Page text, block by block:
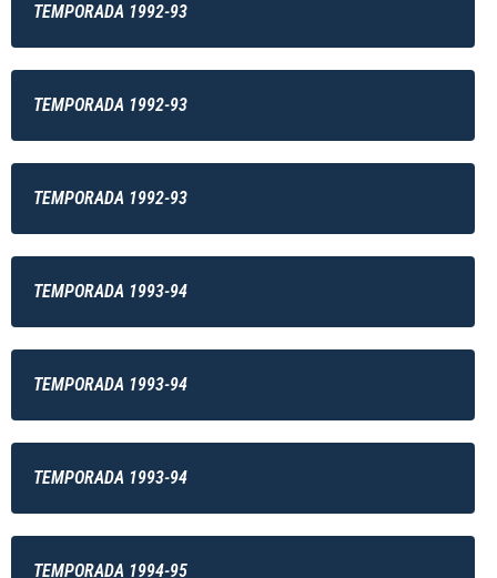
TEMPORADA 1992-93
TEMPORADA 1992-93
TEMPORADA 1992-93
TEMPORADA 1993-94
TEMPORADA 1993-94
TEMPORADA 1993-94
TEMPORADA 1994-95